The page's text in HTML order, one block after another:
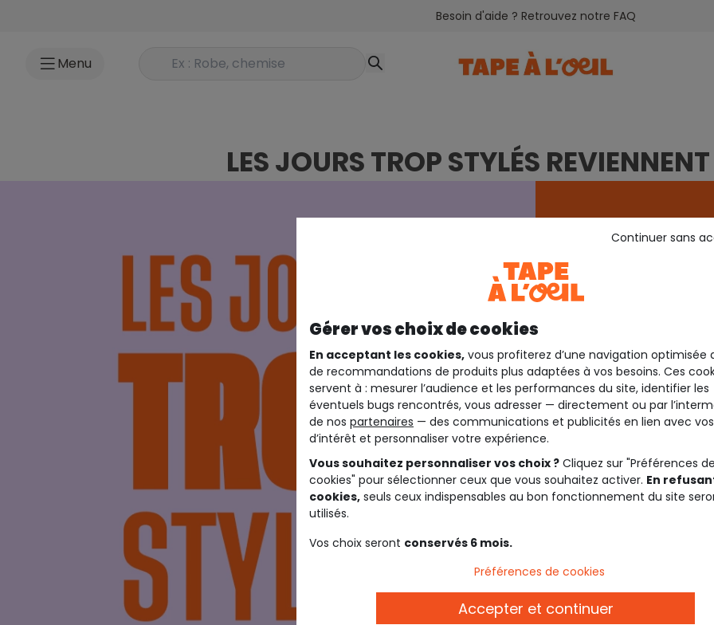
Besoin d'aide ? Retrouvez notre FAQ
Menu Rechercher un produit
LES JOURS TROP STYLÉS
Les jours
petits prix,
En
sélection
pensés
plus qui
doux.
dressing
sans hésiter.
Gérer vos choix de cookies
En acceptant les cookies, vous profiterez d’une navigation optimisée
de recommandations de produits plus adaptées à vos besoins. Ces
servent à : mesurer l’audience et les performances du site, identifier les
éventuels bugs rencontrés, vous adresser — directement ou par
de nos partenaires — des communications et publicités en lien avec
d’intérêt et personnaliser votre expérience.
Vous souhaitez personnaliser vos choix ? Cliquez sur "Préférences de
cookies" pour sélectionner ceux que vous souhaitez activer. En
cookies, seuls ceux indispensables au bon fonctionnement du site
utilisés.
Vos choix seront conservés 6 mois.
Continuer sans
Préférences de cookies
Accepter et continuer